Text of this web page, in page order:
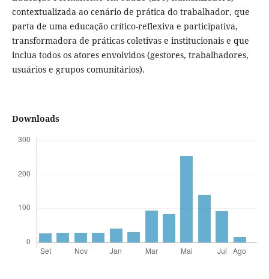
contextualizada ao cenário de prática do trabalhador, que
parta de uma educação crítico-reflexiva e participativa,
transformadora de práticas coletivas e institucionais e que
inclua todos os atores envolvidos (gestores, trabalhadores,
usuários e grupos comunitários).
Downloads